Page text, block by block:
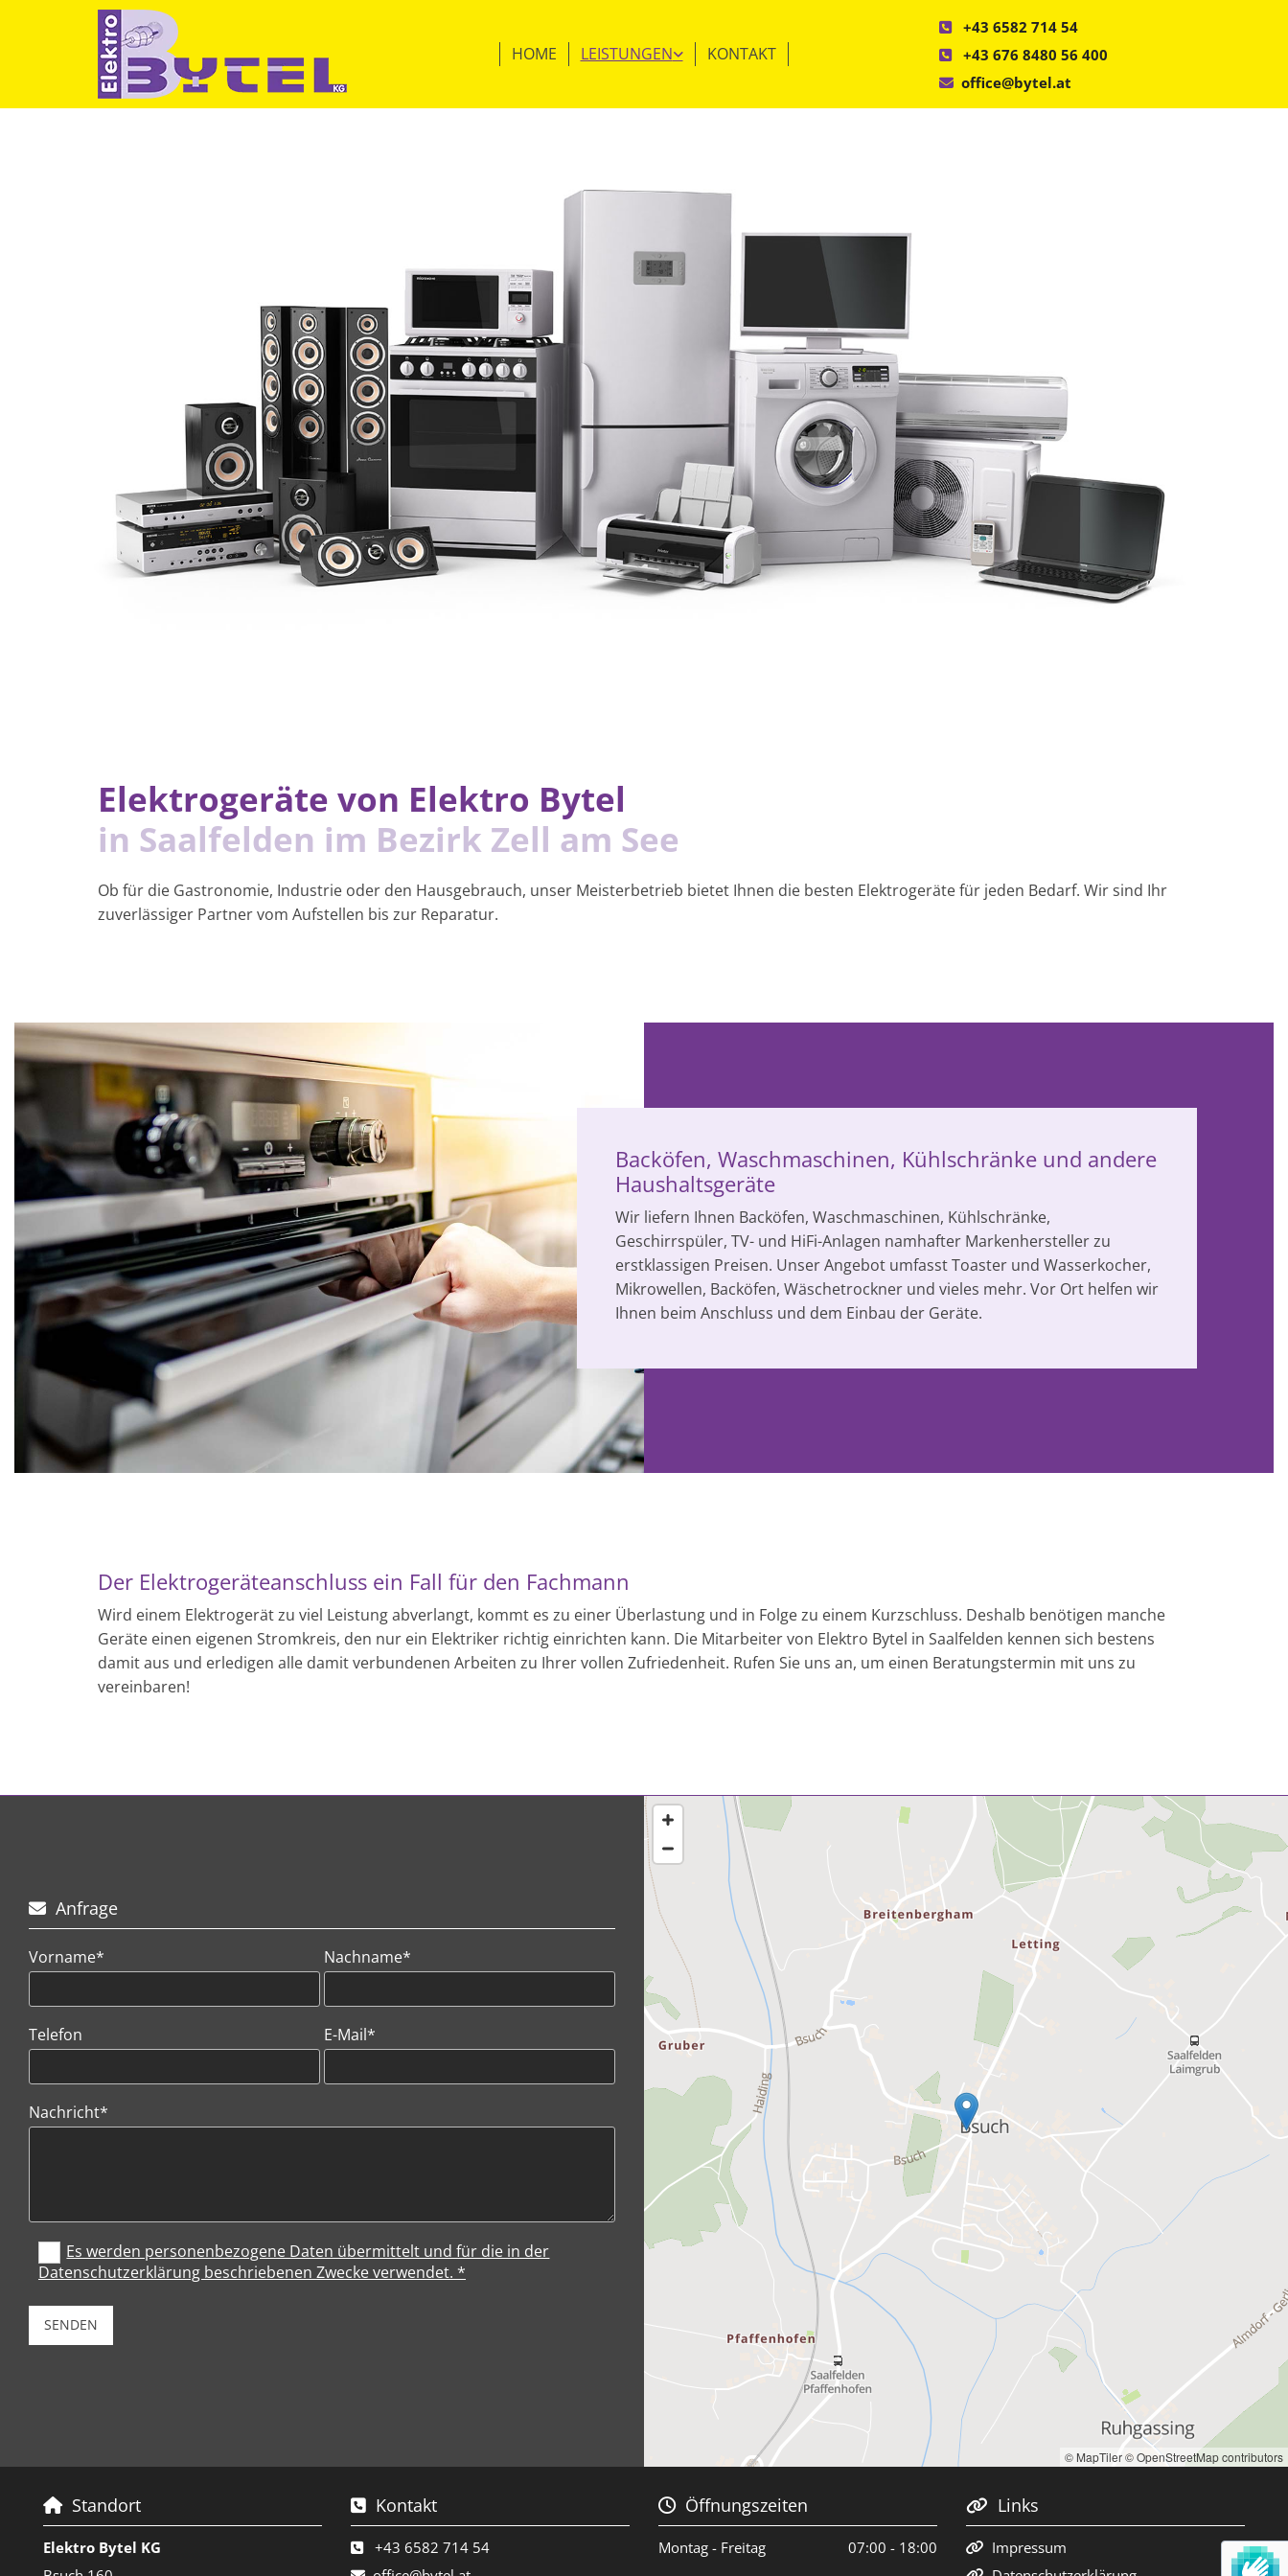
HOME LEISTUNGEN KONTAKT
 +43 6582 714 54
 +43 676 8480 56 400
 office@bytel.at
Elektrogeräte von Elektro Bytel
in Saalfelden im Bezirk Zell am See
Ob für die Gastronomie, Industrie oder den Hausgebrauch, unser Meisterbetrieb bietet Ihnen die besten Elektrogeräte für jeden Bedarf. Wir sind Ihr
zuverlässiger Partner vom Aufstellen bis zur Reparatur.
Backöfen, Waschmaschinen, Kühlschränke und andere
Haushaltsgeräte
Wir liefern Ihnen Backöfen, Waschmaschinen, Kühlschränke,
Geschirrspüler, TV- und HiFi-Anlagen namhafter Markenhersteller zu
erstklassigen Preisen. Unser Angebot umfasst Toaster und Wasserkocher,
Mikrowellen, Backöfen, Wäschetrockner und vieles mehr. Vor Ort helfen wir
Ihnen beim Anschluss und dem Einbau der Geräte.
Der Elektrogeräteanschluss ein Fall für den Fachmann
Wird einem Elektrogerät zu viel Leistung abverlangt, kommt es zu einer Überlastung und in Folge zu einem Kurzschluss. Deshalb benötigen manche
Geräte einen eigenen Stromkreis, den nur ein Elektriker richtig einrichten kann. Die Mitarbeiter von Elektro Bytel in Saalfelden kennen sich bestens
damit aus und erledigen alle damit verbundenen Arbeiten zu Ihrer vollen Zufriedenheit. Rufen Sie uns an, um einen Beratungstermin mit uns zu
vereinbaren!
 Anfrage
Vorname* Nachname*
Telefon E-Mail*
Nachricht*
Es werden personenbezogene Daten übermittelt und für die in der
Datenschutzerklärung beschriebenen Zwecke verwendet. *
© MapTiler© OpenStreetMap contributors
Standort
Elektro Bytel KG
 Kontakt
 +43 6582 714 54
Öffnungszeiten
Montag - Freitag 07:00 - 18:00
 Links
 Impressum